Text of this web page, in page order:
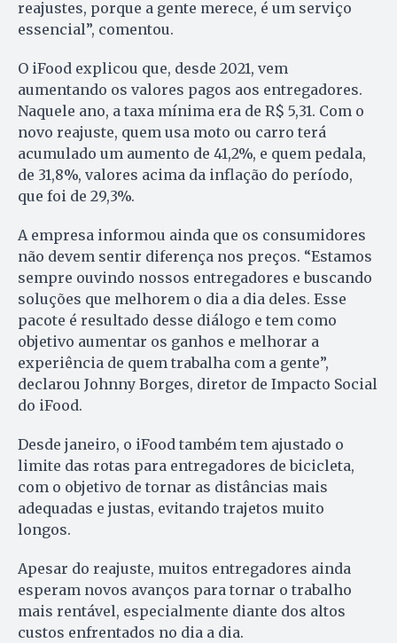
reajustes, porque a gente merece, é um serviço
essencial”, comentou.
O iFood explicou que, desde 2021, vem
aumentando os valores pagos aos entregadores.
Naquele ano, a taxa mínima era de R$ 5,31. Com o
novo reajuste, quem usa moto ou carro terá
acumulado um aumento de 41,2%, e quem pedala,
de 31,8%, valores acima da inflação do período,
que foi de 29,3%.
A empresa informou ainda que os consumidores
não devem sentir diferença nos preços. “Estamos
sempre ouvindo nossos entregadores e buscando
soluções que melhorem o dia a dia deles. Esse
pacote é resultado desse diálogo e tem como
objetivo aumentar os ganhos e melhorar a
experiência de quem trabalha com a gente”,
declarou Johnny Borges, diretor de Impacto Social
do iFood.
Desde janeiro, o iFood também tem ajustado o
limite das rotas para entregadores de bicicleta,
com o objetivo de tornar as distâncias mais
adequadas e justas, evitando trajetos muito
longos.
Apesar do reajuste, muitos entregadores ainda
esperam novos avanços para tornar o trabalho
mais rentável, especialmente diante dos altos
custos enfrentados no dia a dia.